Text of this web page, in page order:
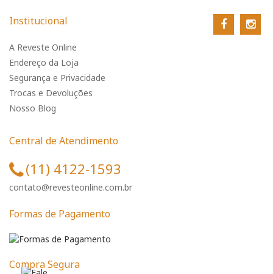
Institucional
A Reveste Online
Endereço da Loja
Segurança e Privacidade
Trocas e Devoluções
Nosso Blog
Central de Atendimento
(11) 4122-1593
contato@revesteonline.com.br
Formas de Pagamento
Compra Segura